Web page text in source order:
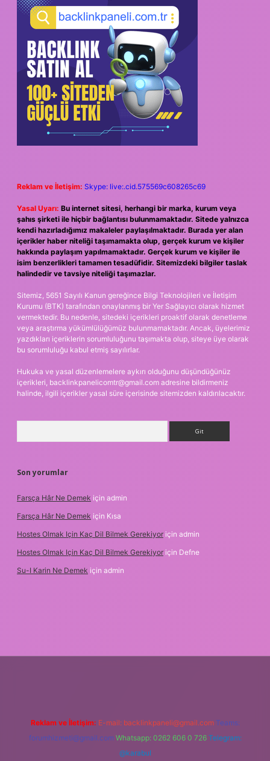
Reklam ve İletişim: Skype: live:.cid.575569c608265c69
Yasal Uyarı: Bu internet sitesi, herhangi bir marka, kurum veya
şahıs şirketi ile hiçbir bağlantısı bulunmamaktadır. Sitede yalnızca
kendi hazırladığımız makaleler paylaşılmaktadır. Burada yer alan
içerikler haber niteliği taşımamakta olup, gerçek kurum ve kişiler
hakkında paylaşım yapılmamaktadır. Gerçek kurum ve kişiler ile
isim benzerlikleri tamamen tesadüfidir. Sitemizdeki bilgiler taslak
halindedir ve tavsiye niteliği taşımazlar.
Sitemiz, 5651 Sayılı Kanun gereğince Bilgi Teknolojileri ve İletişim
Kurumu (BTK) tarafından onaylanmış bir Yer Sağlayıcı olarak hizmet
vermektedir. Bu nedenle, sitedeki içerikleri proaktif olarak denetleme
veya araştırma yükümlülüğümüz bulunmamaktadır. Ancak, üyelerimiz
yazdıkları içeriklerin sorumluluğunu taşımakta olup, siteye üye olarak
bu sorumluluğu kabul etmiş sayılırlar.
Hukuka ve yasal düzenlemelere aykırı olduğunu düşündüğünüz
içerikleri, backlinkpanelicomtr@gmail.com adresine bildirmeniz
halinde, ilgili içerikler yasal süre içerisinde sitemizden kaldırılacaktır.
Son yorumlar
Farsça Hâr Ne Demek için admin
Farsça Hâr Ne Demek için Kısa
Hostes Olmak Için Kaç Dil Bilmek Gerekiyor için admin
Hostes Olmak Için Kaç Dil Bilmek Gerekiyor için Defne
Su-I Karin Ne Demek için admin
Reklam ve İletişim: E-mail: backlinkpaneli@gmail.com Teams:
forumhizmeti@gmail.com Whatsapp: 0262 606 0 726 Telegram:
@karabul